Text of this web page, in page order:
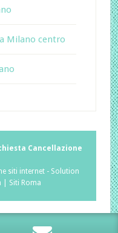
Milano centro
Cancellazione
siti internet- Solution
Siti Roma